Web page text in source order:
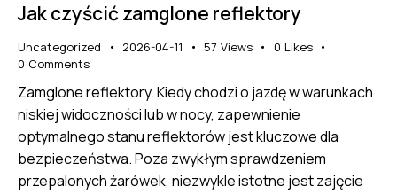
Jak czyścić zamglone reflektory
Uncategorized 2026-04-11 57 Views 0 Likes
0 Comments
Zamglone reflektory. Kiedy chodzi o jazdę w warunkach
niskiej widoczności lub w nocy, zapewnienie
optymalnego stanu reflektorów jest kluczowe dla
bezpieczeństwa. Poza zwykłym sprawdzeniem
przepalonych żarówek, niezwykle istotne jest zajęcie